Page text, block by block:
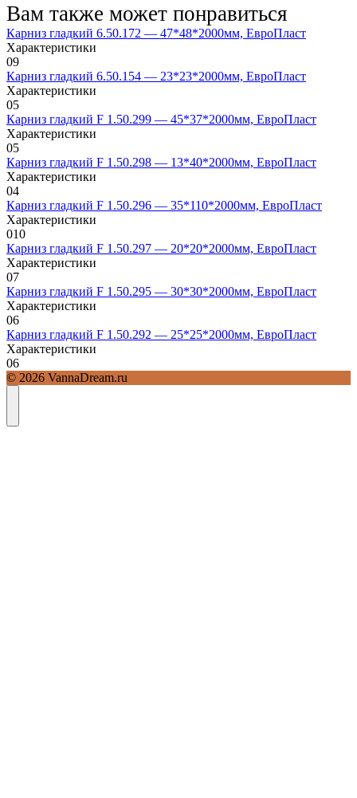
Вам также может понравиться
Карниз гладкий 6.50.172 — 47*48*2000мм, ЕвроПласт
Характеристики
09
Карниз гладкий 6.50.154 — 23*23*2000мм, ЕвроПласт
Характеристики
05
Карниз гладкий F 1.50.299 — 45*37*2000мм, ЕвроПласт
Характеристики
05
Карниз гладкий F 1.50.298 — 13*40*2000мм, ЕвроПласт
Характеристики
04
Карниз гладкий F 1.50.296 — 35*110*2000мм, ЕвроПласт
Характеристики
010
Карниз гладкий F 1.50.297 — 20*20*2000мм, ЕвроПласт
Характеристики
07
Карниз гладкий F 1.50.295 — 30*30*2000мм, ЕвроПласт
Характеристики
06
Карниз гладкий F 1.50.292 — 25*25*2000мм, ЕвроПласт
Характеристики
06
© 2026 VannaDream.ru